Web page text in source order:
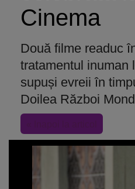
Cinema
Două filme readuc
tratamentul inuman
supuși evreii în
Doilea Război